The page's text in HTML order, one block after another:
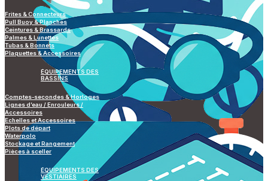
Frites & Connecteurs
Pull Buoy & Planches
Ceintures & Brassards
Palmes & Lunettes
Tubas & Bonnets
Plaquettes & Accessoires
ÉQUIPEMENTS DES
BASSINS
Comptes-secondes & Horloges
Lignes d’eau / Enrouleurs /
Accessoires
Echelles et Accessoires
Plots de départ
Waterpolo
Stockage et Rangement
Pièces à sceller
ÉQUIPEMENTS DES
VESTIAIRES